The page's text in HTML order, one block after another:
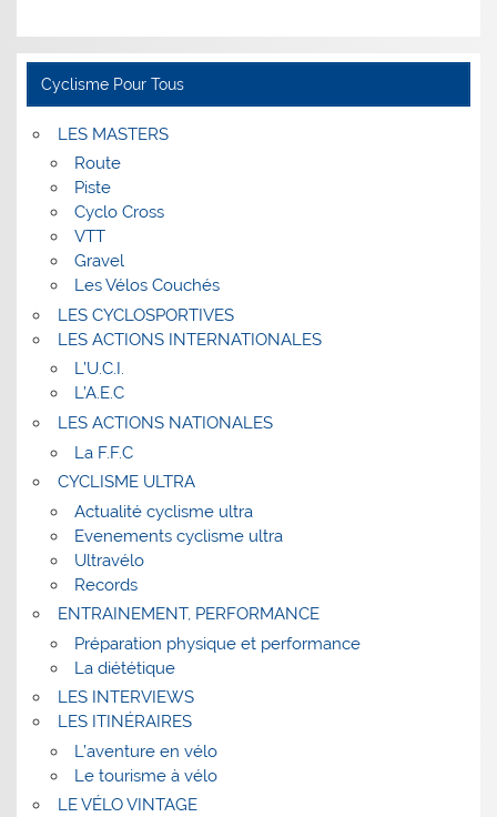
Cyclisme Pour Tous
LES MASTERS
Route
Piste
Cyclo Cross
VTT
Gravel
Les Vélos Couchés
LES CYCLOSPORTIVES
LES ACTIONS INTERNATIONALES
L’U.C.I.
L’A.E.C
LES ACTIONS NATIONALES
La F.F.C
CYCLISME ULTRA
Actualité cyclisme ultra
Evenements cyclisme ultra
Ultravélo
Records
ENTRAINEMENT, PERFORMANCE
Préparation physique et performance
La diététique
LES INTERVIEWS
LES ITINÉRAIRES
L’aventure en vélo
Le tourisme à vélo
LE VÉLO VINTAGE